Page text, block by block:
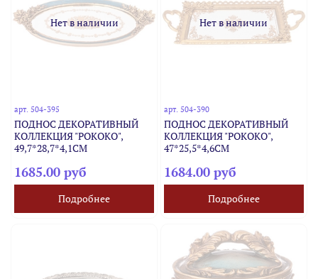
Нет в наличии
арт.504-395
ПОДНОС ДЕКОРАТИВНЫЙ
КОЛЛЕКЦИЯ "РОКОКО",
49,7*28,7*4,1CM
1685.00 руб
Подробнее
Нет в наличии
арт. 504-390
ПОДНОС ДЕКОРАТИВНЫЙ
КОЛЛЕКЦИЯ "РОКОКО",
47*25,5*4,6CM
1684.00 руб
Подробнее